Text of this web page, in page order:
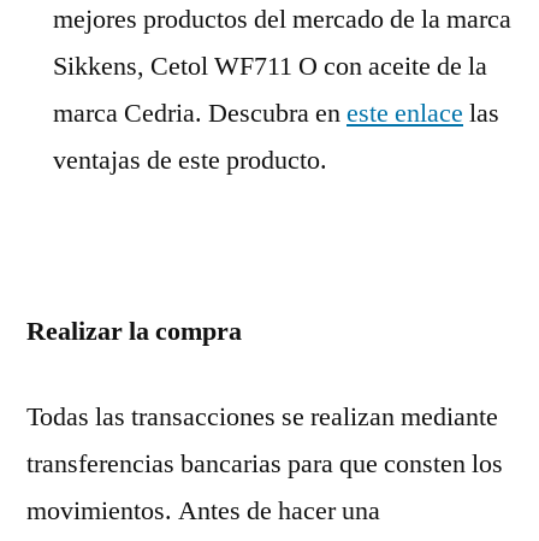
mejores productos del mercado de la marca
Sikkens, Cetol WF711 O con aceite de la
marca Cedria. Descubra eneste enlace las
ventajas de este producto.
Realizar la compra
Todas las transacciones se realizan mediante
transferencias bancarias para que consten los
movimientos. Antes de hacer una